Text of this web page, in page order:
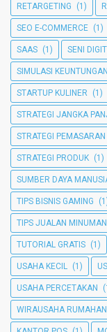
RETARGETING (1)
SEO E-COMMERCE (1)
SAAS (1) SENI
SIMULASI KEUNTUNGAN
STARTUP KULINER (1)
STRATEGI JANGKA
STRATEGI
STRATEGI PRODUK (1)
SUMBER DAYA
TIPS BISNIS GAMING
TIPS JUALAN MINUMAN
TUTORIAL GRATIS (1)
USAHA KECIL (1)
USAHA PERCETAKAN
WIRAUSAHA RUMAHAN